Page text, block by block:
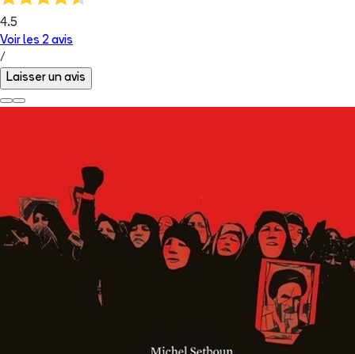
4.5
Voir les 2 avis
/
Laisser un avis